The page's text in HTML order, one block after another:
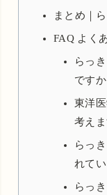
まとめ｜
FAQ よく
らっ
ですか
東洋
考え
らっ
れて
らっ